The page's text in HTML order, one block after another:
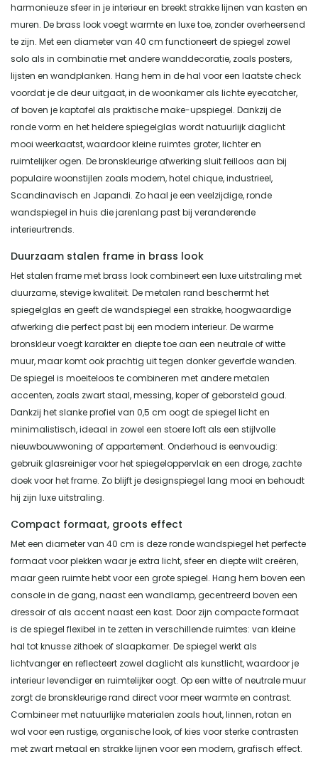
harmonieuze sfeer in je interieur en breekt strakke lijnen van kasten en
muren. De brass look voegt warmte en luxe toe, zonder overheersend
te zijn. Met een diameter van 40 cm functioneert de spiegel zowel
solo als in combinatie met andere wanddecoratie, zoals posters,
lijsten en wandplanken. Hang hem in de hal voor een laatste check
voordat je de deur uitgaat, in de woonkamer als lichte eyecatcher,
of boven je kaptafel als praktische make-upspiegel. Dankzij de
ronde vorm en het heldere spiegelglas wordt natuurlijk daglicht
mooi weerkaatst, waardoor kleine ruimtes groter, lichter en
ruimtelijker ogen. De bronskleurige afwerking sluit feilloos aan bij
populaire woonstijlen zoals modern, hotel chique, industrieel,
Scandinavisch en Japandi. Zo haal je een veelzijdige, ronde
wandspiegel in huis die jarenlang past bij veranderende
interieurtrends.
Duurzaam stalen frame in brass look
Het stalen frame met brass look combineert een luxe uitstraling met
duurzame, stevige kwaliteit. De metalen rand beschermt het
spiegelglas en geeft de wandspiegel een strakke, hoogwaardige
afwerking die perfect past bij een modern interieur. De warme
bronskleur voegt karakter en diepte toe aan een neutrale of witte
muur, maar komt ook prachtig uit tegen donker geverfde wanden.
De spiegel is moeiteloos te combineren met andere metalen
accenten, zoals zwart staal, messing, koper of geborsteld goud.
Dankzij het slanke profiel van 0,5 cm oogt de spiegel licht en
minimalistisch, ideaal in zowel een stoere loft als een stijlvolle
nieuwbouwwoning of appartement. Onderhoud is eenvoudig:
gebruik glasreiniger voor het spiegeloppervlak en een droge, zachte
doek voor het frame. Zo blijft je designspiegel lang mooi en behoudt
hij zijn luxe uitstraling.
Compact formaat, groots effect
Met een diameter van 40 cm is deze ronde wandspiegel het perfecte
formaat voor plekken waar je extra licht, sfeer en diepte wilt creëren,
maar geen ruimte hebt voor een grote spiegel. Hang hem boven een
console in de gang, naast een wandlamp, gecentreerd boven een
dressoir of als accent naast een kast. Door zijn compacte formaat
is de spiegel flexibel in te zetten in verschillende ruimtes: van kleine
hal tot knusse zithoek of slaapkamer. De spiegel werkt als
lichtvanger en reflecteert zowel daglicht als kunstlicht, waardoor je
interieur levendiger en ruimtelijker oogt. Op een witte of neutrale muur
zorgt de bronskleurige rand direct voor meer warmte en contrast.
Combineer met natuurlijke materialen zoals hout, linnen, rotan en
wol voor een rustige, organische look, of kies voor sterke contrasten
met zwart metaal en strakke lijnen voor een modern, grafisch effect.